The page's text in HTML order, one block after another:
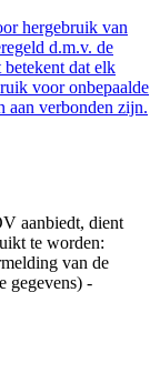
hergebruik van
d.m.v. de
dat elk
voor onbepaalde
aan verbonden zijn.
aanbiedt, dient
te worden:
van de
gegevens) -